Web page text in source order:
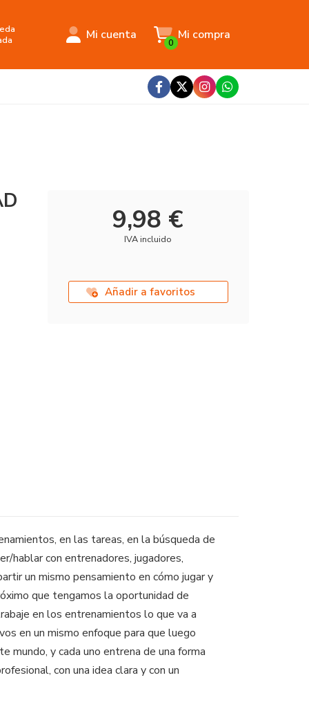
Mi cuenta Mi compra
0
9,98 €
IVA incluido
Añadir a favoritos
en las tareas, en la búsqueda de
hablar con entrenadores, jugadores,
un mismo pensamiento en cómo jugar y
que tengamos la oportunidad de
en los entrenamientos lo que va a
en un mismo enfoque para que luego
mundo, y cada uno entrena de una forma
con una idea clara y con un